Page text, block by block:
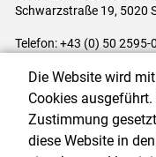
Schwarzstraße 19, 5020
Telefon: +43 (0) 50 2595-0
Impressum|Kontakt|
Cookie-Einstellungen
Die Website wird
Cookies
Zustimmung
diese Website in den